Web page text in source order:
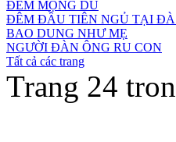
ĐÊM MỘNG DU
ĐÊM ĐẦU TIÊN NGỦ TẠI
BAO DUNG NHƯ MẸ
NGƯỜI ĐÀN ÔNG RU CON
Tất cả các trang
Trang 24